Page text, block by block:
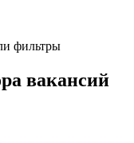
фильтры
вакансий